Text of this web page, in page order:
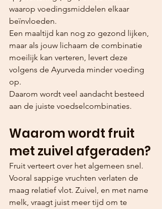
waarop voedingsmiddelen elkaar
beïnvloeden.
Een maaltijd kan nog zo gezond lijken,
maar als jouw lichaam de combinatie
moeilijk kan verteren, levert deze
volgens de Ayurveda minder voeding
op.
Daarom wordt veel aandacht besteed
aan de juiste voedselcombinaties.
Waarom wordt fruit
met zuivel afgeraden?
Fruit verteert over het algemeen snel.
Vooral sappige vruchten verlaten de
maag relatief vlot. Zuivel, en met name
melk, vraagt juist meer tijd om te